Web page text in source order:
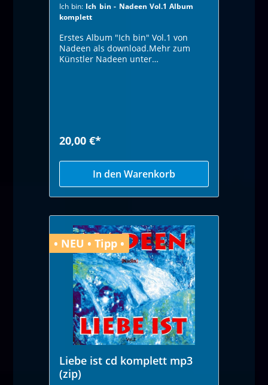
Ich bin: Ich bin - Nadeen Vol.1 Album
komplett
Erstes Album "Ich bin" Vol.1 von
Nadeen als download.Mehr zum
Künstler Nadeen unter
download zur Verfügung.Der
download steht Ihnen in ihrem
Verfügung.Hinweis:Sollten Sie für
andere Produkte eine andere Zahlart
bevorzugen,bestellen Sie diese bitte
getrennt. Bei Sofortdownloads ist
paydirket möglich.
20,00 €*
In den Warenkorb
• NEU • Tipp •
Liebe ist cd komplett mp3
(zip)